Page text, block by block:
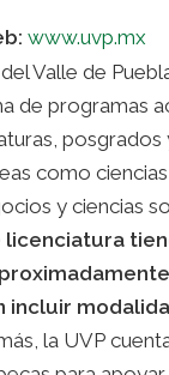
www.uvp.mx
Valle de
de programas
posgrados
como
y ciencias
licenciatura
incluir
la UVP